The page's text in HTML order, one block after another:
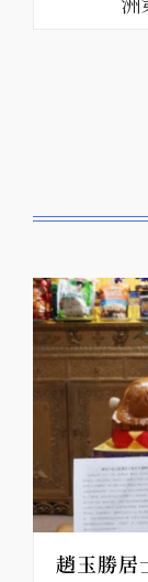
悟明長老